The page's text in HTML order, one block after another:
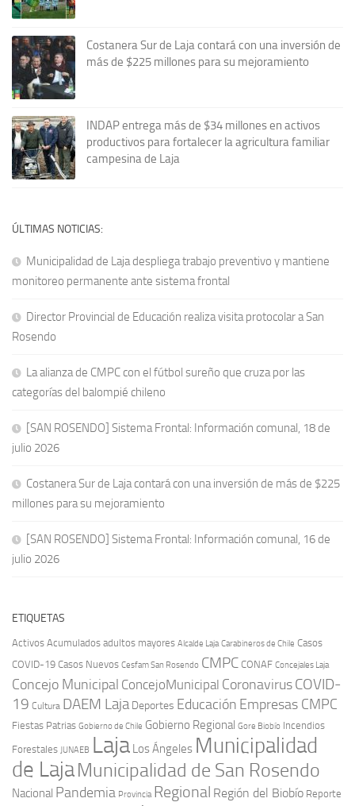
Costanera Sur de Laja contará con una inversión de
más de $225 millones para su mejoramiento
INDAP entrega más de $34 millones en activos
productivos para fortalecer la agricultura familiar
campesina de Laja
ÚLTIMAS NOTICIAS:
Municipalidad de Laja despliega trabajo preventivo y mantiene
monitoreo permanente ante sistema frontal
Director Provincial de Educación realiza visita protocolar a San
Rosendo
La alianza de CMPC con el fútbol sureño que cruza por las
categorías del balompié chileno
[SAN ROSENDO] Sistema Frontal: Información comunal, 18 de
julio 2026
Costanera Sur de Laja contará con una inversión de más de $225
millones para su mejoramiento
[SAN ROSENDO] Sistema Frontal: Información comunal, 16 de
julio 2026
ETIQUETAS
Activos Acumulados adultos mayores Alcalde Laja Carabineros de Chile Casos
COVID-19 Casos Nuevos Cesfam San Rosendo CMPC CONAF Concejales Laja
Concejo Municipal ConcejoMunicipal CoronavirusCOVID-
19 Cultura DAEM Laja Deportes Educación Empresas CMPC
Fiestas Patrias Gobierno de Chile Gobierno Regional Gore Biobío Incendios
Forestales JUNAEB Laja Los Ángeles Municipalidad
de LajaMunicipalidad de San Rosendo
Nacional Pandemia Provincia Regional Región del Biobío Reporte